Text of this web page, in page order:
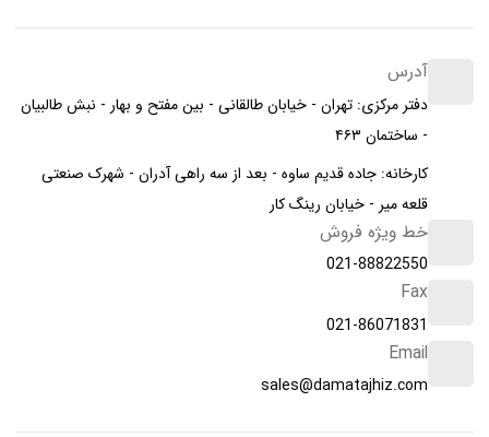
آدرس
دفتر مرکزی: تهران - خیابان طالقانی - بین مفتح و بهار - نبش طالبیان
- ساختمان ۴۶۳
کارخانه: جاده قدیم ساوه - بعد از سه راهی آدران - شهرک صنعتی
قلعه میر - خیابان رینگ کار
خط ویژه فروش
021-88822550
Fax
021-86071831
Email
sales@damatajhiz.com